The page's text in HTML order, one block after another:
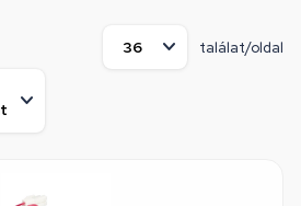
találat/oldal